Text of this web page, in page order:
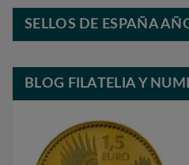
SELLOS DE ESPAÑA
BLOG FILATELIA Y